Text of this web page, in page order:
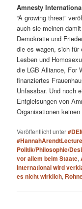
Amnesty
“A growing threat”
auch sie meinen
Demokratie und
die es wagen, sich für
Lesben und
die LGB Alliance, For
finanziertes
Unfassbar. Und noch
Entgleisungen von
Organisationen
Veröffentlicht unter
Politik/Philosophie/
vor allem beim Staate,
International wird
es nicht wirklich,